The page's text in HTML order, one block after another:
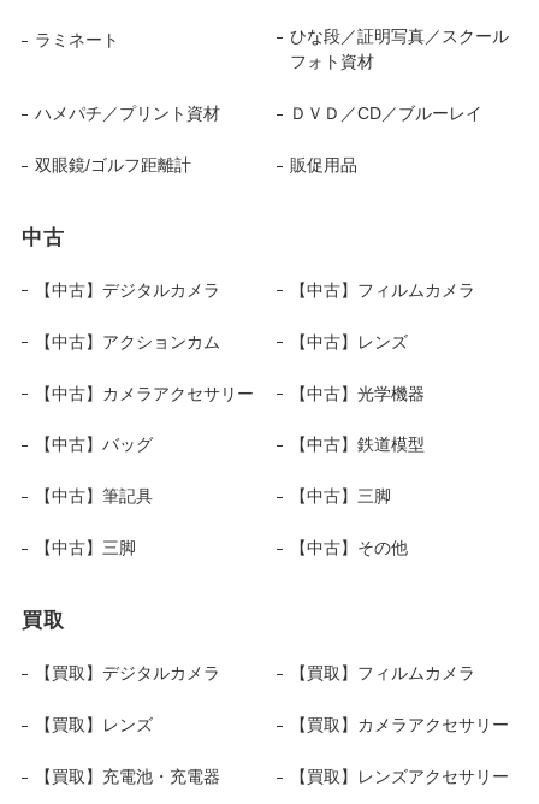
ラミネート
ひな段／証明写真／スクール
フォト資材
ハメパチ／プリント資材 ＤＶＤ／CD／ブルーレイ
双眼鏡/ゴルフ距離計 販促用品
中古
【中古】デジタルカメラ 【中古】フィルムカメラ
【中古】アクションカム 【中古】レンズ
【中古】カメラアクセサリー 【中古】光学機器
【中古】バッグ 【中古】鉄道模型
【中古】筆記具 【中古】三脚
【中古】三脚 【中古】その他
買取
【買取】デジタルカメラ 【買取】フィルムカメラ
【買取】レンズ 【買取】カメラアクセサリー
【買取】充電池・充電器 【買取】レンズアクセサリー